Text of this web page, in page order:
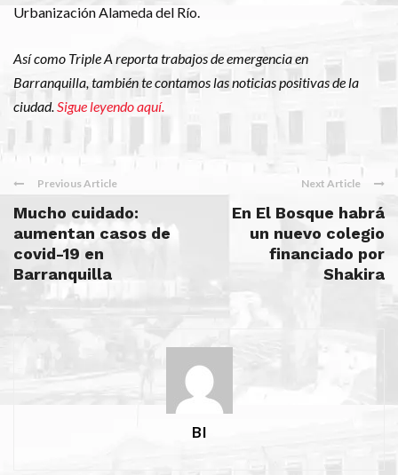
Urbanización Alameda del Río.
Así como Triple A reporta trabajos de emergencia en
Barranquilla, también te contamos las noticias positivas de la
ciudad.Sigue leyendo aquí.
Previous Article
Mucho cuidado:
aumentan casos de
covid-19 en
Barranquilla
Next Article
En El Bosque habrá
un nuevo colegio
financiado por
Shakira
BI